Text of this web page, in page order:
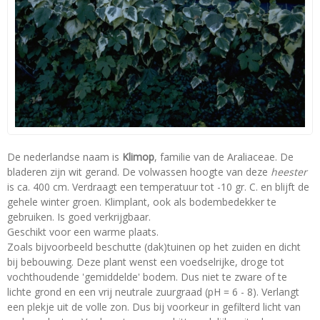
De nederlandse naam is Klimop, familie van de Araliaceae. De
bladeren zijn wit gerand. De volwassen hoogte van deze heester
is ca. 400 cm. Verdraagt een temperatuur tot -10 gr. C. en blijft de
gehele winter groen. Klimplant, ook als bodembedekker te
gebruiken. Is goed verkrijgbaar.
Geschikt voor een warme plaats.
Zoals bijvoorbeeld beschutte (dak)tuinen op het zuiden en dicht
bij bebouwing. Deze plant wenst een voedselrijke, droge tot
vochthoudende 'gemiddelde' bodem. Dus niet te zware of te
lichte grond en een vrij neutrale zuurgraad (pH = 6 - 8). Verlangt
een plekje uit de volle zon. Dus bij voorkeur in gefilterd licht van